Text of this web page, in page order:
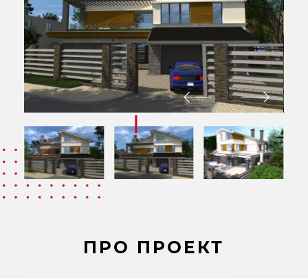
ПРО ПРОЕКТ